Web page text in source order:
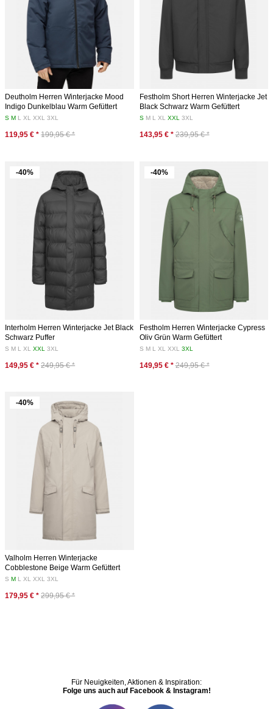
Deutholm Herren Winterjacke Mood
Indigo Dunkelblau Warm Gefüttert
SM L XL XXL3XL
119,95 € * 199,95 € *
Festholm Short Herren Winterjacke Jet
Black Schwarz Warm Gefüttert
S M L XL XXL 3XL
143,95 € * 239,95 € *
-40%
Interholm Herren Winterjacke Jet Black
Schwarz Puffer
S M L XLXXL3XL
149,95 € * 249,95 € *
-40%
Festholm Herren Winterjacke Cypress
Oliv Grün Warm Gefüttert
S M L XL XXL 3XL
149,95 € * 249,95 € *
-40%
Valholm Herren Winterjacke
Cobblestone Beige Warm Gefüttert
S M LXLXXL3XL
179,95 € * 299,95 € *
Für Neuigkeiten, Aktionen & Inspiration:
Folge uns auch auf Facebook & Instagram!